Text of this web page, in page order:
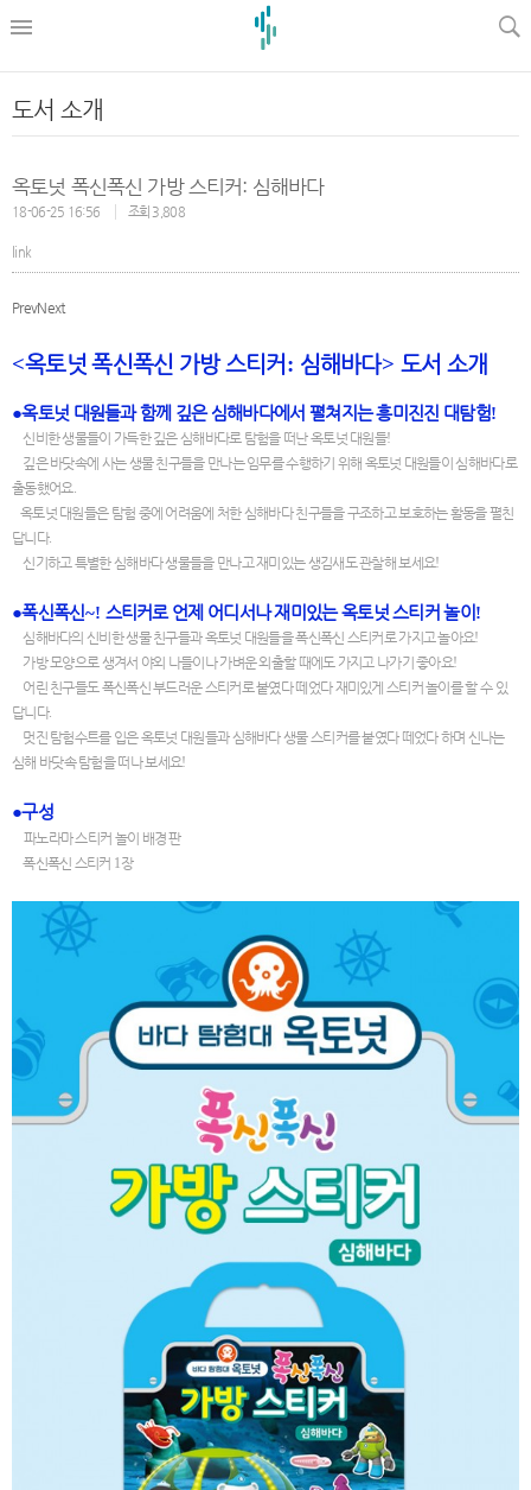
도서 소개
옥토넛 폭신폭신 가방 스티커: 심해바다
18-06-25 16:56 조회 3,808
link
PrevNext
<옥토넛 폭신폭신 가방 스티커 : 심해바다> 도서 소개
●옥토넛 대원들과 함께 깊은 심해바다에서 펼쳐지는 흥미진진 대탐험!
신비한 생물들이 가득한 깊은 심해바다로 탐험을 떠난 옥토넛 대원들!
깊은 바닷속에 사는 생물 친구들을 만나는 임무를 수행하기 위해 옥토넛 대원들이 심해바다로
출동했어요.
옥토넛 대원들은 탐험 중에 어려움에 처한 심해바다 친구들을 구조하고 보호하는 활동을 펼친
답니다.
신기하고 특별한 심해바다 생물들을 만나고 재미있는 생김새도 관찰해 보세요!
●폭신폭신 ~! 스티커로 언제 어디서나 재미있는 옥토넛 스티커 놀이 !
심해바다의 신비한 생물 친구들과 옥토넛 대원들을 폭신폭신 스티커로 가지고 놀아요!
가방 모양으로 생겨서 야외 나들이나 가벼운 외출할 때에도 가지고 나가기 좋아요!
어린 친구들도 폭신폭신 부드러운 스티커로 붙였다 떼었다 재미있게 스티커 놀이를 할 수 있
답니다.
멋진 탐험수트를 입은 옥토넛 대원들과 심해바다 생물 스티커를 붙였다 떼었다 하며 신나는
심해 바닷속 탐험을 떠나 보세요!
●구성
파노라마 스티커 놀이 배경 판
폭신폭신 스티커 1장